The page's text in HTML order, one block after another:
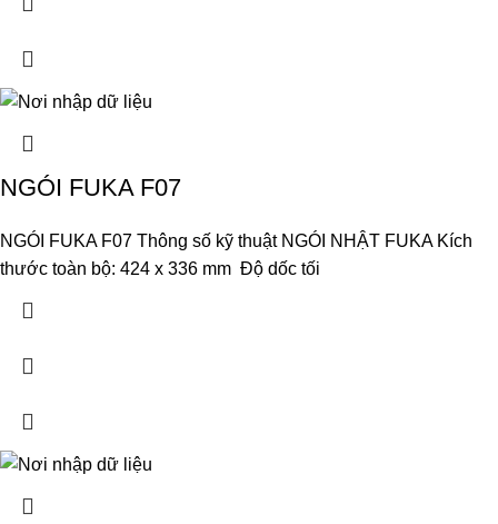
NGÓI FUKA F07
NGÓI FUKA F07 Thông số kỹ thuật NGÓI NHẬT FUKA Kích
thước toàn bộ: 424 x 336 mm Độ dốc tối